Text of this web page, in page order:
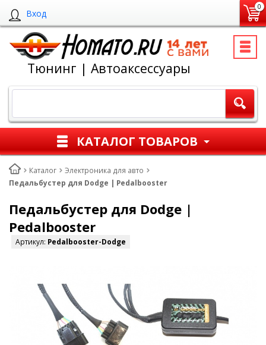
Вход
0
Тюнинг | Автоаксессуары
КАТАЛОГ ТОВАРОВ
Каталог
Электроника для авто
Педальбустер для Dodge | Pedalbooster
Педальбустер для Dodge |
Pedalbooster
Артикул: Pedalbooster-Dodge